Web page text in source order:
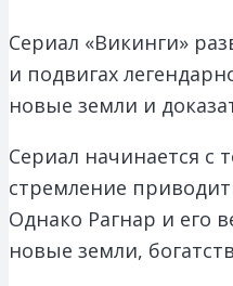
Сериал «Викинги»
и подвигах
новые земли и
Сериал начинается с
стремление
Однако Рагнар и его
новые земли,